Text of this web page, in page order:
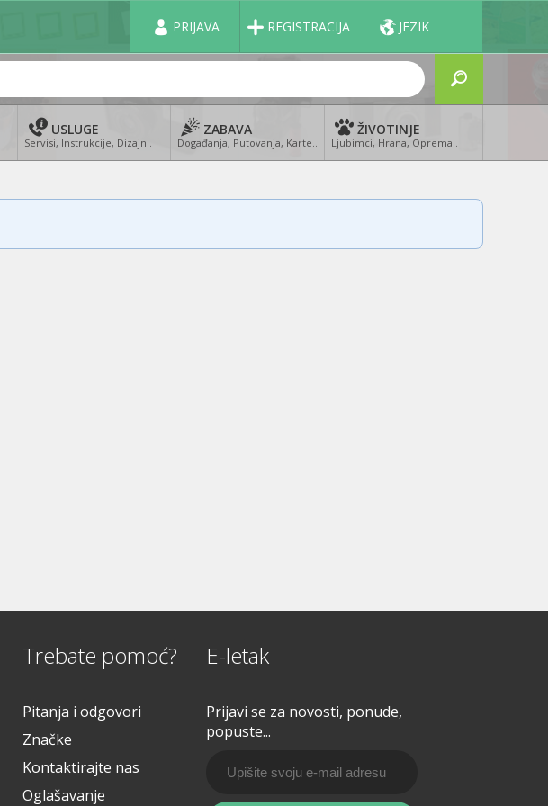
PRIJAVA REGISTRACIJA JEZIK
USLUGE
Servisi, Instrukcije, Dizajn..
ZABAVA
Događanja, Putovanja, Karte..
ŽIVOTINJE
Ljubimci, Hrana, Oprema..
Trebate pomoć?
Pitanja i odgovori
Značke
Kontaktirajte nas
Oglašavanje
E-letak
Prijavi se za novosti, ponude,
popuste...